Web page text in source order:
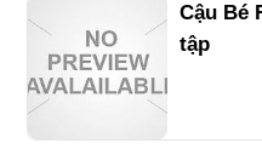
Cậu Bé
tập